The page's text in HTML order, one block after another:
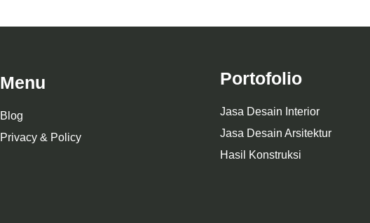
Menu
Blog
Privacy & Policy
Portofolio
Jasa Desain Interior
Jasa Desain Arsitektur
Hasil Konstruksi